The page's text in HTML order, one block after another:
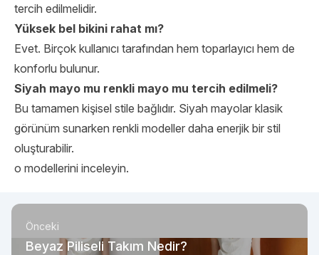
tercih edilmelidir.
Yüksek bel bikini rahat mı?
Evet. Birçok kullanıcı tarafından hem toparlayıcı hem de
konforlu bulunur.
Siyah mayo mu renkli mayo mu tercih edilmeli?
Bu tamamen kişisel stile bağlıdır. Siyah mayolar klasik
görünüm sunarken renkli modeller daha enerjik bir stil
oluşturabilir.
o modellerini inceleyin.
Önceki
Beyaz Piliseli Takım Nedir?